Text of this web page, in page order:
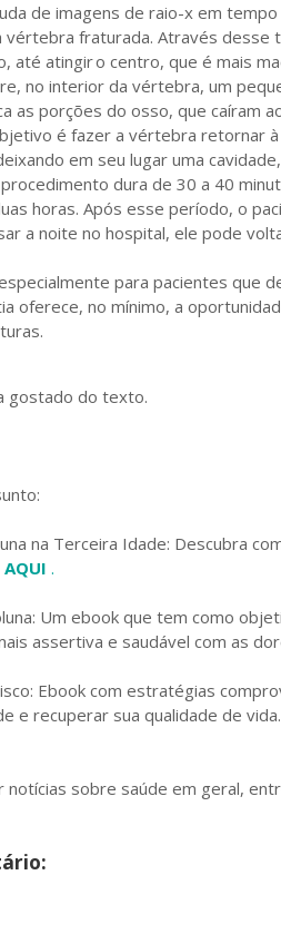
de imagens de raio-x em
fraturada. Através desse
até atingir o centro, que é mais
no interior da vértebra, um
as porções do osso, que caíram
é fazer a vértebra retornar
em seu lugar uma
dura de 30 a 40
horas. Após esse período, o
a noite no hospital, ele pode
para pacientes que
oferece, no mínimo, a
gostado do texto.
na Terceira Idade: Descubra
AQUI .
Um ebook que tem como
assertiva e saudável com as
Ebook com estratégias
e recuperar sua qualidade de vida.
notícias sobre saúde em geral,